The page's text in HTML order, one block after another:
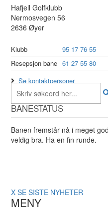
Hafjell Golfklubb
Nermosvegen 56
2636 Øyer
Klubb
95 17 76 55
Resepsjon bane 61 27 55 80
Se kontaktpersoner
BANESTATUS
Banen fremstår nå i meget
veldig bra. Ha en fin runde.
X SE SISTE NYHETER
MENY